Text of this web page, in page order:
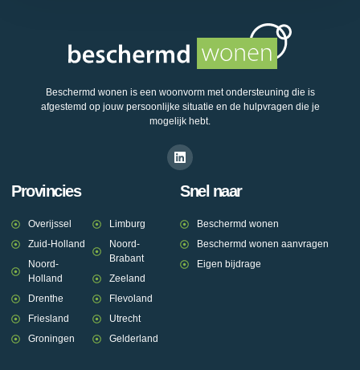
Beschermd wonen is een woonvorm met ondersteuning die is
afgestemd op jouw persoonlijke situatie en de hulpvragen die je
mogelijk hebt.
Provincies
Overijssel
Zuid-Holland
Noord-
Holland
Drenthe
Friesland
Groningen
Limburg
Noord-
Brabant
Zeeland
Flevoland
Utrecht
Gelderland
Snel naar
Beschermd wonen
Beschermd wonen aanvragen
Eigen bijdrage